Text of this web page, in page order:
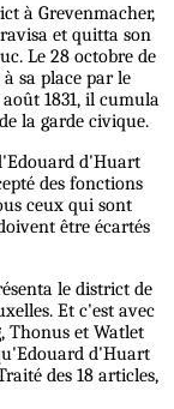
à Grevenmacher,
et quitta son
Le 28 octobre de
sa place par le
1831, il cumula
la garde civique.
d'Huart
des fonctions
ceux qui sont
être écartés
le district de
Et c'est avec
Thonus et Watlet
d'Huart
des 18 articles,